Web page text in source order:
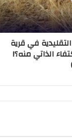
في قرية
الذاتي منه؟!